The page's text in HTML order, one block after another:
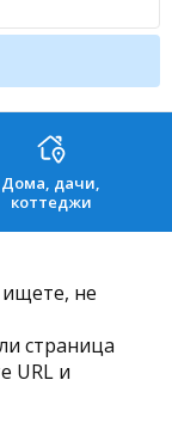
Дома, дачи,
коттеджи
не
страница
URL и